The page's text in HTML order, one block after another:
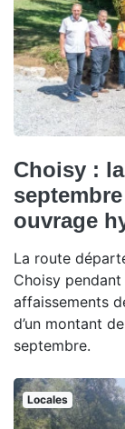
Choisy :
ouvrage
La route
Choisy
affaissements
d’un montant
septembre.
Locales